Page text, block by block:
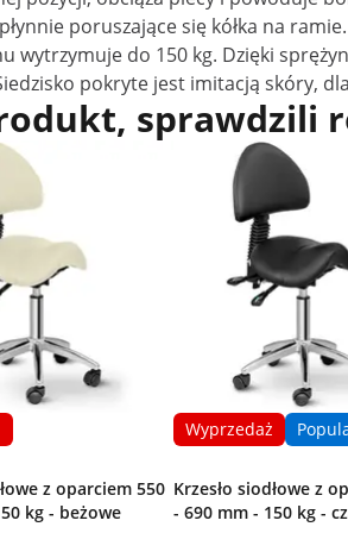
poruszające się kółka na
do 150 kg. Dzięki
pokryte jest imitacją skóry,
sprawdzili
z oparciem 550
kg - beżowe
Wyprzedaż
Krzesło siodłowe z
- 690 mm - 150 kg -